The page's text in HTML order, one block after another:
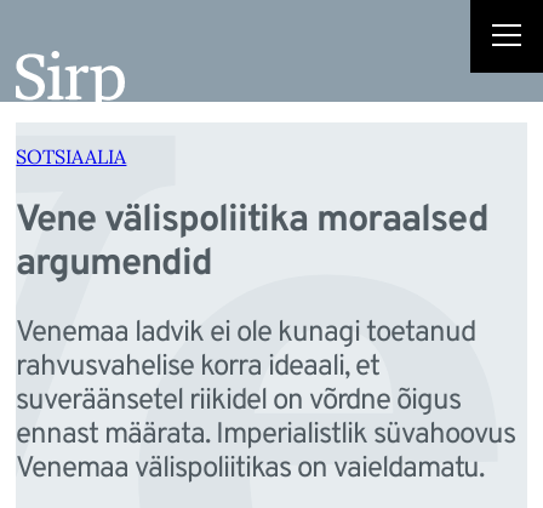
juurde
SOTSIAALIA
Vene välispoliitika moraalsed
argumendid
Venemaa ladvik ei ole kunagi toetanud
rahvusvahelise korra ideaali, et
suveräänsetel riikidel on võrdne õigus
ennast määrata. Imperialistlik süvahoovus
Venemaa välispoliitikas on vaieldamatu.